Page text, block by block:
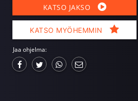
KATSO JAKSO
KATSO MYÖHEMMIN
Jaa ohjelma: